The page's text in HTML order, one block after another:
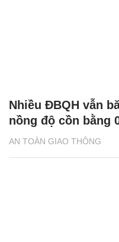
AN TOÀN GIAO THÔNG
Nhiều ĐBQH vẫn
nồng độ cồn bằng